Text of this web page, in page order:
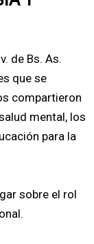
de Bs. As.
que se
compartieron
mental, los
para la
sobre el rol